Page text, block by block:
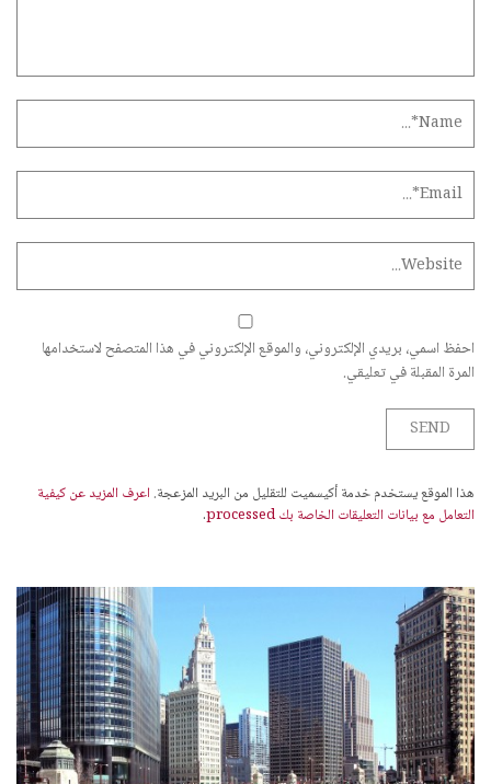
احفظ اسمي، بريدي الإلكتروني، والموقع الإلكتروني في هذا المتصفح لاستخدامها
المرة المقبلة في تعليقي.
هذا الموقع يستخدم خدمة أكيسميت للتقليل من البريد المزعجة.اعرف المزيد عن كيفية
التعامل مع بيانات التعليقات الخاصة بك processed
.